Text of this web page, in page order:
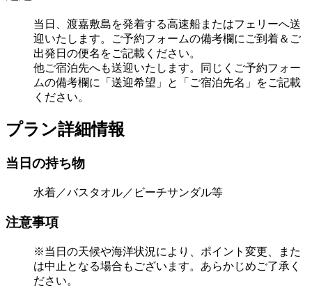
当日、渡嘉敷島を発着する高速船またはフェリーへ送
迎いたします。ご予約フォームの備考欄にご到着＆ご
出発日の便名をご記載ください。
他ご宿泊先へも送迎いたします。同じくご予約フォー
ムの備考欄に「送迎希望」と「ご宿泊先名」をご記載
ください。
プラン詳細情報
当日の持ち物
水着／バスタオル／ビーチサンダル等
注意事項
※当日の天候や海洋状況により、ポイント変更、また
は中止となる場合もございます。あらかじめご了承く
ださい。